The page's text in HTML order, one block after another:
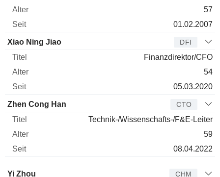
57
01.02.2007
Xiao Ning Jiao DFI
Finanzdirektor/CFO
54
05.03.2020
Zhen Cong Han CTO
Technik-/Wissenschafts-/F&E-Leiter
59
08.04.2022
Verwaltungsratsmitglied
Yi Zhou CHM